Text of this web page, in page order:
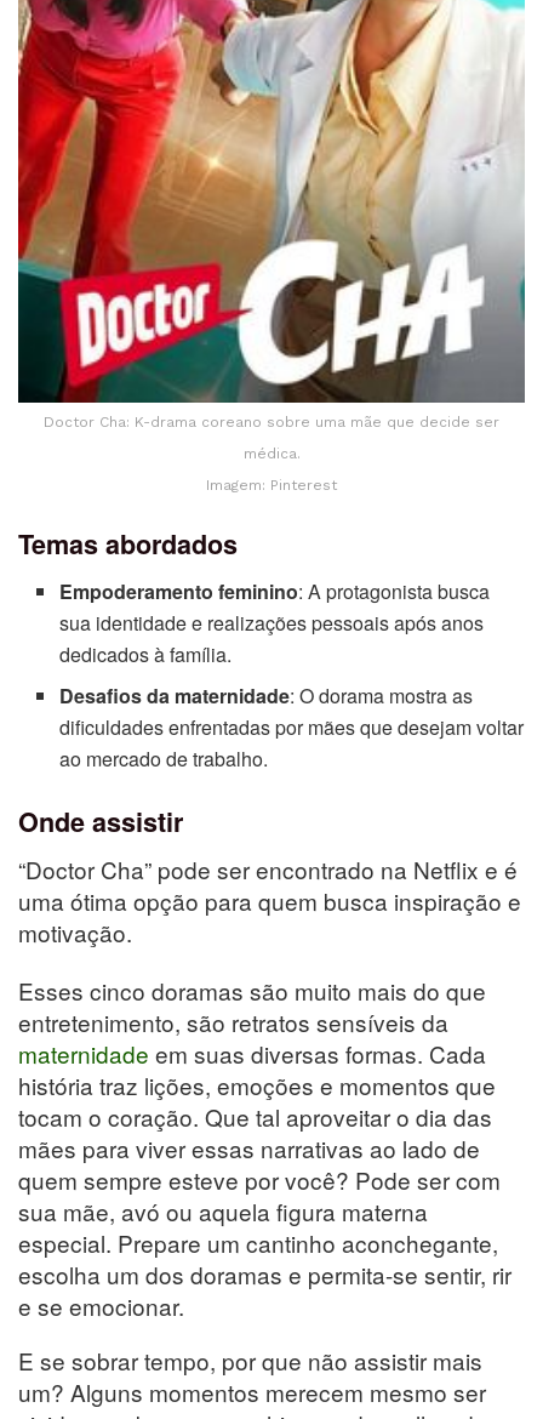
Doctor Cha: K-drama coreano sobre uma mãe que decide ser
médica.
Imagem: Pinterest
Temas abordados
Empoderamento feminino: A protagonista busca
sua identidade e realizações pessoais após anos
dedicados à família.
Desafios da maternidade: O dorama mostra as
dificuldades enfrentadas por mães que desejam voltar
ao mercado de trabalho.
Onde assistir
“Doctor Cha” pode ser encontrado na Netflix e é
uma ótima opção para quem busca inspiração e
motivação.
Esses cinco doramas são muito mais do que
entretenimento, são retratos sensíveis da
maternidade em suas diversas formas. Cada
história traz lições, emoções e momentos que
tocam o coração. Que tal aproveitar o dia das
mães para viver essas narrativas ao lado de
quem sempre esteve por você? Pode ser com
sua mãe, avó ou aquela figura materna
especial. Prepare um cantinho aconchegante,
escolha um dos doramas e permita-se sentir, rir
e se emocionar.
E se sobrar tempo, por que não assistir mais
um? Alguns momentos merecem mesmo ser